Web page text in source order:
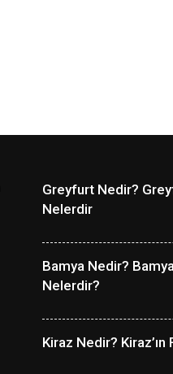
Greyfurt Nedir?
Nelerdir
Bamya Nedir?
Nelerdir?
Kiraz Nedir?